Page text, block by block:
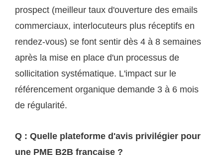
prospect (meilleur taux d'ouverture des emails
commerciaux, interlocuteurs plus réceptifs en
rendez-vous) se font sentir dès 4 à 8 semaines
après la mise en place d'un processus de
sollicitation systématique. L'impact sur le
référencement organique demande 3 à 6 mois
de régularité.
Q : Quelle plateforme d'avis privilégier pour
une PME B2B française ?